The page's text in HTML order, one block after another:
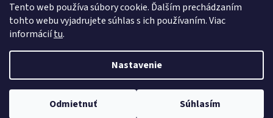
Tento web používa súbory cookie. Ďalším prechádzaním
tohto webu vyjadrujete súhlas s ich používaním. Viac
informáciítu.
Nastavenie
Odmietnuť Súhlasím
Čo dať do kočíka v zime?
Vytvoril Shoptet
Copyright 2026Kaarsgaren.sk . Všetky práva vyhradené.